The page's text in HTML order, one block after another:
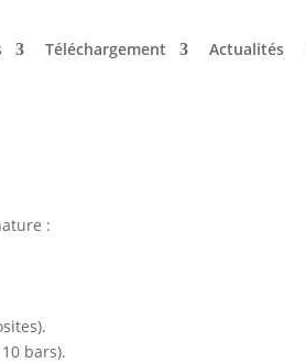
Téléchargement Actualités
:
bars).